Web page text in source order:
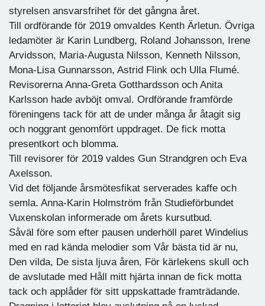
styrelsen ansvarsfrihet för det gångna året.
Till ordförande för 2019 omvaldes Kenth Ärletun. Övriga
ledamöter är Karin Lundberg, Roland Johansson, Irene
Arvidsson, Maria-Augusta Nilsson, Kenneth Nilsson,
Mona-Lisa Gunnarsson, Astrid Flink och Ulla Flumé.
Revisorerna Anna-Greta Gotthardsson och Anita
Karlsson hade avböjt omval. Ordförande framförde
föreningens tack för att de under många år åtagit sig
och noggrant genomfört uppdraget. De fick motta
presentkort och blomma.
Till revisorer för 2019 valdes Gun Strandgren och Eva
Axelsson.
Vid det följande årsmötesfikat serverades kaffe och
semla. Anna-Karin Holmström från Studieförbundet
Vuxenskolan informerade om årets kursutbud.
Såväl före som efter pausen underhöll paret Windelius
med en rad kända melodier som Vår bästa tid är nu,
Den vilda, De sista ljuva åren, För kärlekens skull och
de avslutade med Håll mitt hjärta innan de fick motta
tack och applåder för sitt uppskattade framträdande.